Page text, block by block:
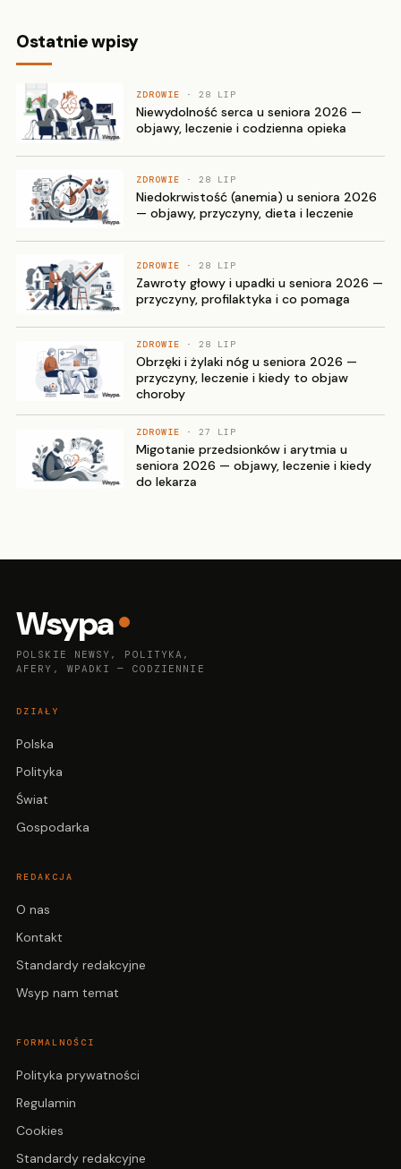
Ostatnie wpisy
ZDROWIE · 28 LIP
Niewydolność serca u seniora 2026 —
objawy, leczenie i codzienna opieka
ZDROWIE · 28 LIP
Niedokrwistość (anemia) u seniora 2026
— objawy, przyczyny, dieta i leczenie
ZDROWIE · 28 LIP
Zawroty głowy i upadki u seniora 2026 —
przyczyny, profilaktyka i co pomaga
ZDROWIE · 28 LIP
Obrzęki i żylaki nóg u seniora 2026 —
przyczyny, leczenie i kiedy to objaw
choroby
ZDROWIE · 27 LIP
Migotanie przedsionków i arytmia u
seniora 2026 — objawy, leczenie i kiedy
do lekarza
Wsypa
POLSKIE NEWSY, POLITYKA,
AFERY, WPADKI — CODZIENNIE
DZIAŁY
Polska
Polityka
Świat
Gospodarka
REDAKCJA
O nas
Kontakt
Standardy redakcyjne
Wsyp nam temat
FORMALNOŚCI
Polityka prywatności
Regulamin
Cookies
Standardy redakcyjne